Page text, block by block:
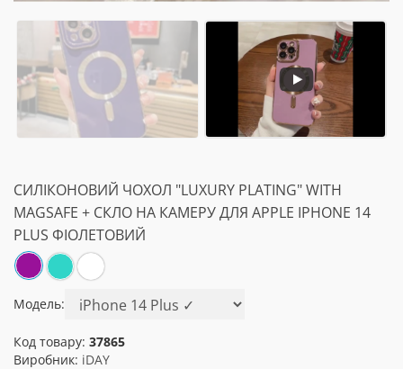
СИЛІКОНОВИЙ ЧОХОЛ "LUXURY PLATING" WITH
MAGSAFE + СКЛО НА КАМЕРУ ДЛЯ APPLE IPHONE 14
PLUS ФІОЛЕТОВИЙ
Модель:
Код товару: 37865
Виробник: iDAY